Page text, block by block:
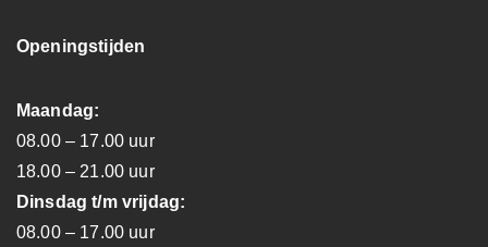
Openingstijden
Maandag:
08.00 – 17.00 uur
18.00 – 21.00 uur
Dinsdag t/m vrijdag:
08.00 – 17.00 uur